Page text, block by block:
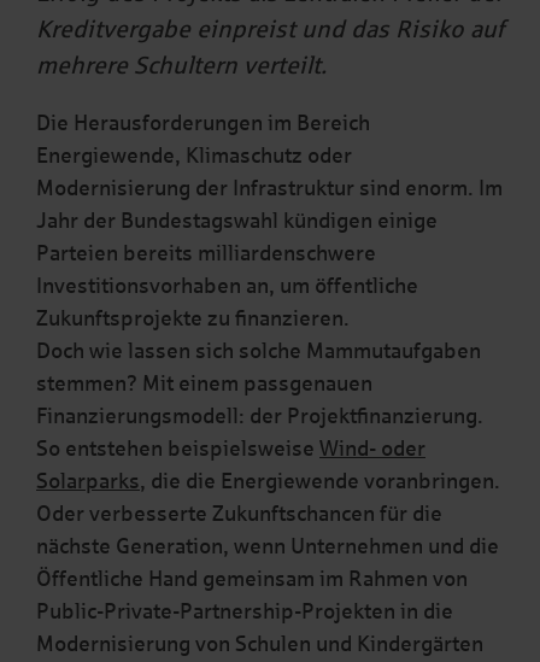
Kreditvergabe einpreist und das Risiko auf
mehrere Schultern verteilt.
Die Herausforderungen im Bereich
Energiewende, Klimaschutz oder
Modernisierung der Infrastruktur sind enorm. Im
Jahr der Bundestagswahl kündigen einige
Parteien bereits milliardenschwere
Investitionsvorhaben an, um öffentliche
Zukunftsprojekte zu finanzieren.
Doch wie lassen sich solche Mammutaufgaben
stemmen? Mit einem passgenauen
Finanzierungsmodell: der Projektfinanzierung.
So entstehen beispielsweise Wind- oder
Solarparks, die die Energiewende voranbringen.
Oder verbesserte Zukunftschancen für die
nächste Generation, wenn Unternehmen und die
Öffentliche Hand gemeinsam im Rahmen von
Public-Private-Partnership-Projekten in die
Modernisierung von Schulen und Kindergärten